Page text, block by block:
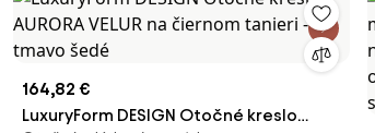
164,82 €
LuxuryForm DESIGN Otočné kreslo